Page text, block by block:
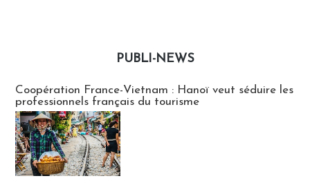
PUBLI-NEWS
Coopération France-Vietnam : Hanoï veut séduire les
professionnels français du tourisme